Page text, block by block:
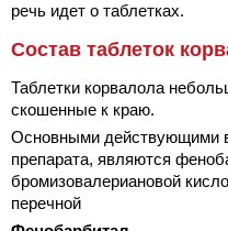
речь идет о таблетках.
Состав таблеток
Таблетки корвалола
скошенные к краю.
Основными действующими
препарата, являются
бромизовалериановой
перечной